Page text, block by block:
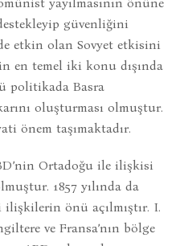
güvenliğini
etkin olan Sovyet etkisini
en temel iki konu dışında
politikada Basra
oluşturması olmuştur.
önem taşımaktadır.
Ortadoğu ile ilişkisi
1857 yılında da
önü açılmıştır. I.
ve Fransa’nın bölge